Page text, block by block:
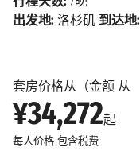
套房价格从（金额 从
¥34,272起
每人价格 包含税费
出发地: 洛杉矶 到达地: